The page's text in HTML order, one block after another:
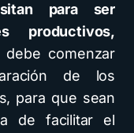
para ser
productivos,
debe comenzar
de los
para que sean
de facilitar el